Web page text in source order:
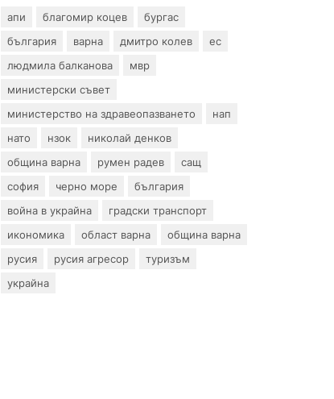
апи благомир коцев
бургас
българия
варна дмитро колев
ес
людмила балканова
мвр
министерски съвет
министерство на здравеопазването
нап
нато
нзок
николай денков
община варна
румен радев
сащ
софия
черно море
българия
война в украйна
градски транспорт
икономика
област варна
община варна
русия
русия агресор
туризъм
украйна